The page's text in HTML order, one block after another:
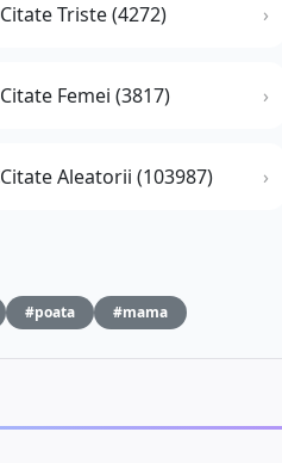
Citate Triste (4272)
Citate Femei (3817)
Citate Aleatorii (103987)
#poata #mama